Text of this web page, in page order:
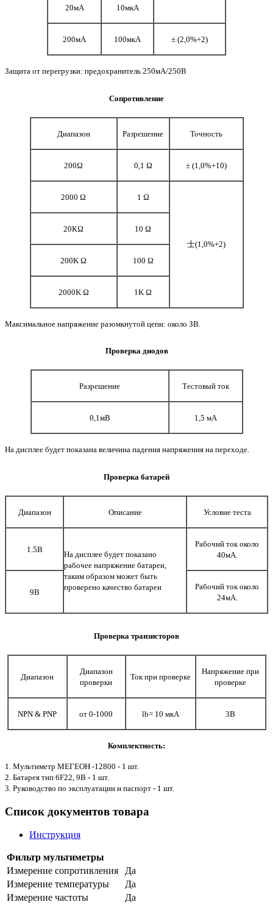
20мА
10мкА
200мА 100мкА ± (2,0%+2)
Защита от перегрузки: предохранитель 250мА/250В
Сопротивление
Диапазон Разрешение Точность
200Ω 0,1 Ω ± (1,0%+10)
2000 Ω 1 Ω
士(1,0%+2)
20КΩ 10 Ω
200K Ω 100 Ω
2000K Ω 1K Ω
Максимальное напряжение разомкнутой цепи: около ЗВ.
Проверка диодов
Разрешение Тестовый ток
0,1мВ 1,5 мА
На дисплее будет показана величина падения напряжения на переходе.
Проверка батарей
Диапазон Описание Условие теста
1.5В
На дисплее будет показано
рабочее напряжение батареи,
таким образом может быть
проверено качество батареи
Рабочий ток около
40мА.
9В
Рабочий ток около
24мА.
Проверка транзисторов
Диапазон
Диапазон
проверки
Ток при проверке
Напряжение при
проверке
NPN & PNP от 0-1000 lb= 10 мкА 3В
Комплектность:
1. Мультиметр МЕГЕОН -12800 - 1 шт.
2. Батарея тип 6F22, 9В - 1 шт.
3. Руководство по эксплуатации и паспорт - 1 шт.
Список документов товара
Инструкция
Фильтр мультиметры
Измерение сопротивления
Да
Измерение температуры
Да
Измерение частоты
Да